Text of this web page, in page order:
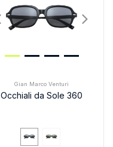
Gian Marco Venturi
Occhiali da Sole 360